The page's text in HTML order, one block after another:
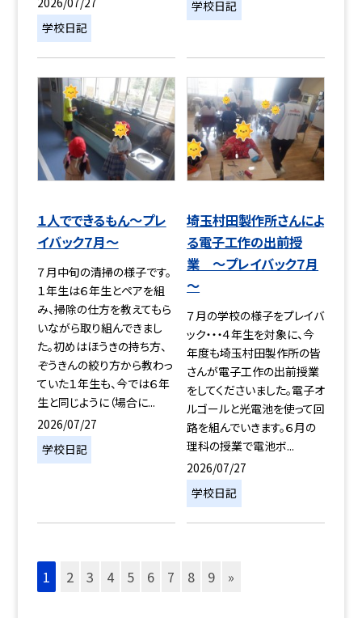
学校日記
学校日記
１人でできるもん～プレ
イバック７月～
７月中旬の清掃の様子です。
１年生は６年生とペアを組
み、掃除の仕方を教えてもら
いながら取り組んできまし
た。初めはほうきの持ち方、
ぞうきんの絞り方から教わっ
ていた１年生も、今では６年
生と同じように（場合に...
2026/07/27
学校日記
埼玉村田製作所さんによ
る電子工作の出前授
業 ～プレイバック７月
～
７月の学校の様子をプレイバ
ック・・・４年生を対象に、今
年度も埼玉村田製作所の皆
さんが電子工作の出前授業
をしてくださいました。電子オ
ルゴールと光電池を使って回
路を組んでいきます。６月の
理科の授業で電池ボ...
2026/07/27
学校日記
1 2 3 4 5 6 7 8 9 »